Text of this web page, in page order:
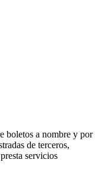
boletos a nombre y por
de terceros,
servicios